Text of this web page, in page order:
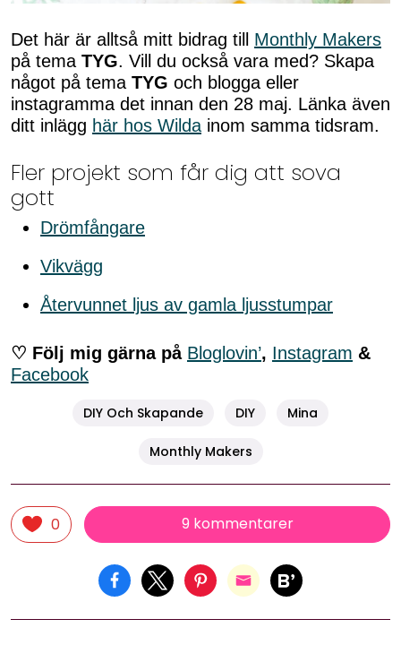
Det här är alltså mitt bidrag till Monthly Makers
på tema TYG. Vill du också vara med? Skapa
något på tema TYG och blogga eller
instagramma det innan den 28 maj. Länka även
ditt inlägg här hos Wilda inom samma tidsram.
Fler projekt som får dig att sova
gott
Drömfångare
Vikvägg
Återvunnet ljus av gamla ljusstumpar
♡ Följ mig gärna på Bloglovin’, Instagram &
Facebook
DIY Och Skapande DIY Mina
Monthly Makers
0 9 kommentarer